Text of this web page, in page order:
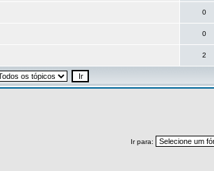
0
0
2
Ir para: